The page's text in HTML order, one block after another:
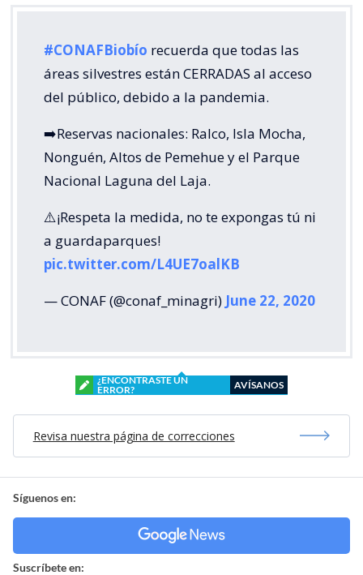
#CONAFBiobío recuerda que todas las
áreas silvestres están CERRADAS al acceso
del público, debido a la pandemia.
➡️Reservas nacionales: Ralco, Isla Mocha,
Nonguén, Altos de Pemehue y el Parque
Nacional Laguna del Laja.
⚠️¡Respeta la medida, no te expongas tú ni
a guardaparques!
pic.twitter.com/L4UE7oalKB
— CONAF (@conaf_minagri) June 22, 2020
¿ENCONTRASTE UN
ERROR?
AVÍSANOS
Revisa nuestra página de correcciones
Síguenos en:
Suscríbete en: